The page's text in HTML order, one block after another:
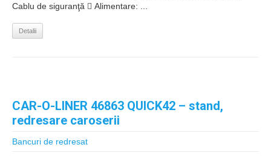
Cablu de siguranţă  Alimentare: ...
Detalii
CAR-O-LINER 46863 QUICK42 – stand,
redresare caroserii
Bancuri de redresat